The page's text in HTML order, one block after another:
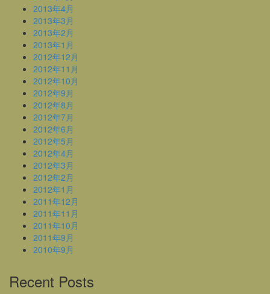
2013年4月
2013年3月
2013年2月
2013年1月
2012年12月
2012年11月
2012年10月
2012年9月
2012年8月
2012年7月
2012年6月
2012年5月
2012年4月
2012年3月
2012年2月
2012年1月
2011年12月
2011年11月
2011年10月
2011年9月
2010年9月
Recent Posts